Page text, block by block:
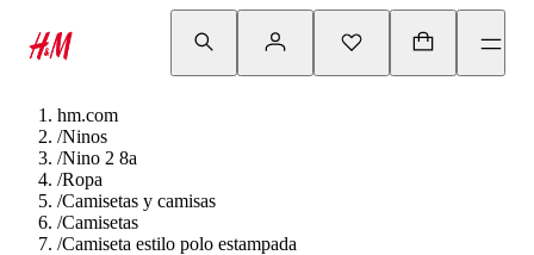
hm.com
/Ninos
/Nino 2 8a
/Ropa
/Camisetas y camisas
/Camisetas
/Camiseta estilo polo estampada